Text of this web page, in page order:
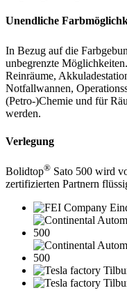
Unendliche
In Bezug auf die
unbegrenzte
Reinräume,
Notfallwannen,
(Petro-)Chemie und für
werden.
Verlegung
Bolidtop® Sato 500 wird
zertifizierten Partnern